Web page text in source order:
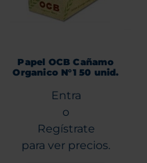
Papel OCB Cañamo
Organico N°1 50 unid.
Entra
o
Regístrate
para ver precios.